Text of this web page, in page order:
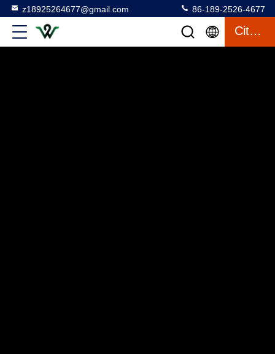
z18925264677@gmail.com 86-189-2526-4677
Citation